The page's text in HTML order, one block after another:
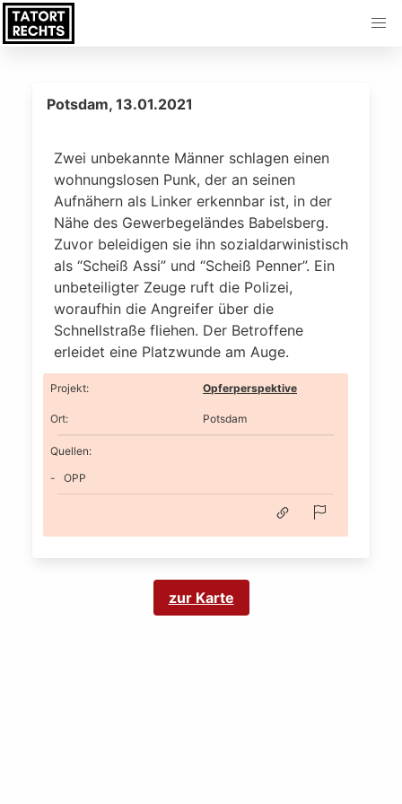
Potsdam, 13.01.2021
Zwei unbekannte Männer schlagen einen
wohnungslosen Punk, der an seinen
Aufnähern als Linker erkennbar ist, in der
Nähe des Gewerbegeländes Babelsberg.
Zuvor beleidigen sie ihn sozialdarwinistisch
als “Scheiß Assi” und “Scheiß Penner”. Ein
unbeteiligter Zeuge ruft die Polizei,
woraufhin die Angreifer über die
Schnellstraße fliehen. Der Betroffene
erleidet eine Platzwunde am Auge.
Projekt: Opferperspektive
Ort: Potsdam
Quellen:
OPP
zur Karte